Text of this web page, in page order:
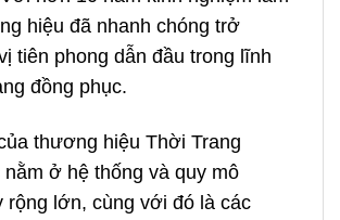
hiệu đã nhanh chóng trở
tiên phong dẫn đầu trong lĩnh
đồng phục.
thương hiệu Thời Trang
ở hệ thống và quy mô
rộng lớn, cùng với đó là các